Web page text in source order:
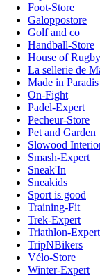
Foot-Store
Galoppostore
Golf and co
Handball-Store
House of Rugby
La sellerie de
Made in Paradis
On-Fight
Padel-Expert
Pecheur-Store
Pet and Garden
Slowood
Smash-Expert
Sneak'In
Sneakids
Sport is good
Training-Fit
Trek-Expert
Triathlon-Expert
TripNBikers
Vélo-Store
Winter-Expert